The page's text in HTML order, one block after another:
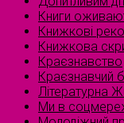
Книги
Книжкові
Книжкова
Краєзнавство
Краєзнавчий
Літературна
Ми в